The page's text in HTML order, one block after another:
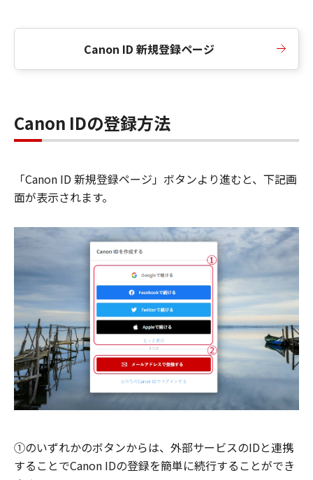
Canon ID 新規登録ページ
Canon IDの登録方法
「Canon ID 新規登録ページ」ボタンより進むと、下記画
面が表示されます。
①のいずれかのボタンからは、外部サービスのIDと連携
することでCanon IDの登録を簡単に続行することができ